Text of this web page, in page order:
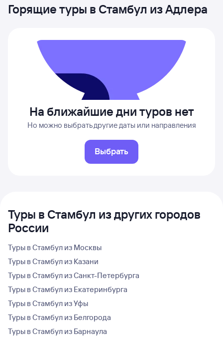
Горящие туры в Стамбул из Адлера
На ближайшие дни туров нет
Но можно выбрать другие даты или направления
Выбрать
Туры в Стамбул из других городов
России
Туры в Стамбул из Москвы
Туры в Стамбул из Казани
Туры в Стамбул из Санкт-Петербурга
Туры в Стамбул из Екатеринбурга
Туры в Стамбул из Уфы
Туры в Стамбул из Белгорода
Туры в Стамбул из Барнаула